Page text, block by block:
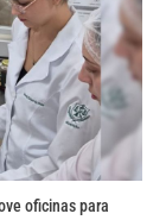
oficinas para